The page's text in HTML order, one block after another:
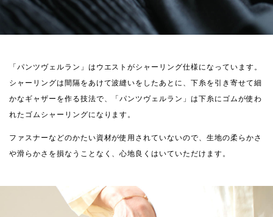
「パンツヴェルラン」はウエストがシャーリング仕様になっています。
シャーリングは間隔をあけて波縫いをしたあとに、下糸を引き寄せて細
かなギャザーを作る技法で、「パンツヴェルラン」は下糸にゴムが使わ
れたゴムシャーリングになります。
ファスナーなどのかたい資材が使用されていないので、生地の柔らかさ
や滑らかさを損なうことなく、心地良くはいていただけます。